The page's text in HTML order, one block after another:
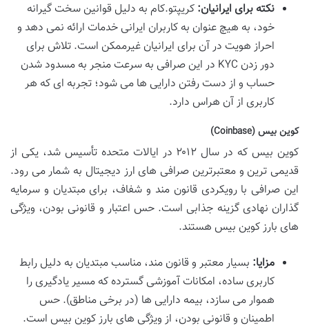
نکته برای ایرانیان: کریپتو.کام به دلیل قوانین سخت گیرانه
خود، به هیچ عنوان به کاربران ایرانی خدمات ارائه نمی دهد و
احراز هویت در آن برای ایرانیان غیرممکن است. تلاش برای
دور زدن KYC در این صرافی به سرعت منجر به مسدود شدن
حساب و از دست رفتن دارایی ها می شود؛ تجربه ای که هر
کاربری از آن هراس دارد.
کوین بیس (Coinbase)
کوین بیس که در سال ۲۰۱۲ در ایالات متحده تأسیس شد، یکی از
قدیمی ترین و معتبرترین صرافی های ارز دیجیتال به شمار می رود.
این صرافی با رویکردی قانون مند و شفاف، برای مبتدیان و سرمایه
گذاران نهادی گزینه جذابی است. حس اعتبار و قانونی بودن، ویژگی
های بارز کوین بیس هستند.
مزایا: بسیار معتبر و قانون مند، مناسب مبتدیان به دلیل رابط
کاربری ساده، امکانات آموزشی گسترده که مسیر یادگیری را
هموار می سازد، بیمه دارایی ها (در برخی مناطق). حس
اطمینان و قانونی بودن، از ویژگی های بارز کوین بیس است.